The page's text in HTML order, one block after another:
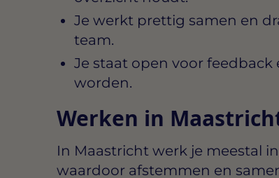
Je werkt prettig samen en
team.
Je staat open voor
worden.
Werken in
In Maastricht werk je meestal
waardoor afstemmen en